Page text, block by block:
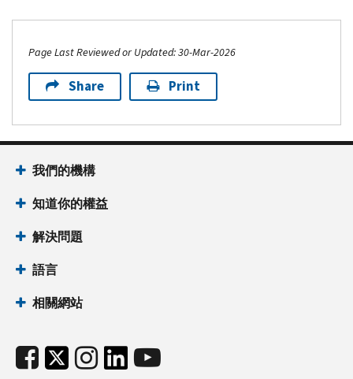
Page Last Reviewed or Updated: 30-Mar-2026
Share Print
我們的機構
知道你的權益
解決問題
語言
相關網站